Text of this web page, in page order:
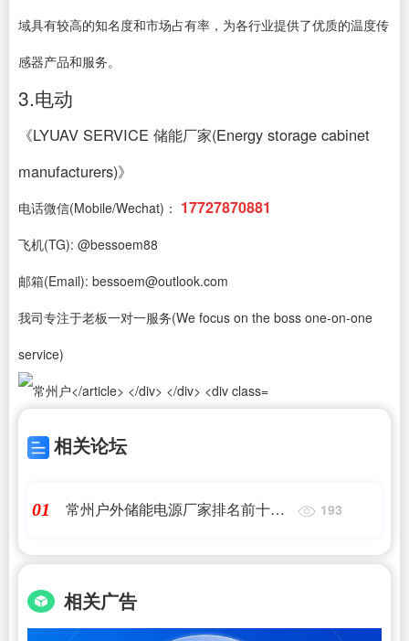
域具有较高的知名度和市场占有率，为各行业提供了优质的温度传
感器产品和服务。
3.电动
《LYUAV SERVICE 储能厂家(Energy storage cabinet
manufacturers)》
电话微信(Mobile/Wechat)： 17727870881
飞机(TG): @bessoem88
邮箱(Email): bessoem@outlook.com
我司专注于老板一对一服务(We focus on the boss one-on-one
service)
相关论坛
01
常州户外储能电源厂家排名前十名
193
相关广告